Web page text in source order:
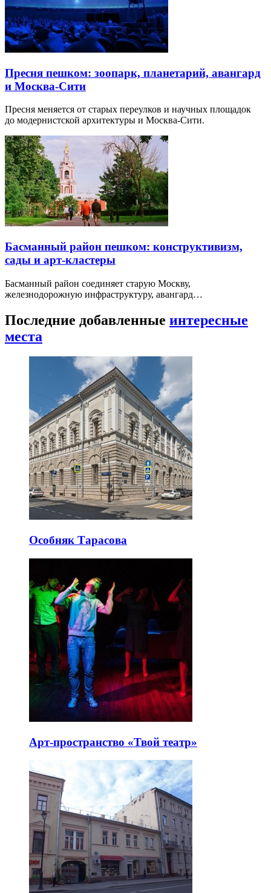
Пресня пешком: зоопарк, планетарий, авангард
и Москва-Сити
Пресня меняется от старых переулков и научных площадок
до модернистской архитектуры и Москва-Сити.
Басманный район пешком: конструктивизм,
сады и арт-кластеры
Басманный район соединяет старую Москву,
железнодорожную инфраструктуру, авангард…
Последние добавленные интересные
места
Особняк Тарасова
Арт-пространство «Твой театр»